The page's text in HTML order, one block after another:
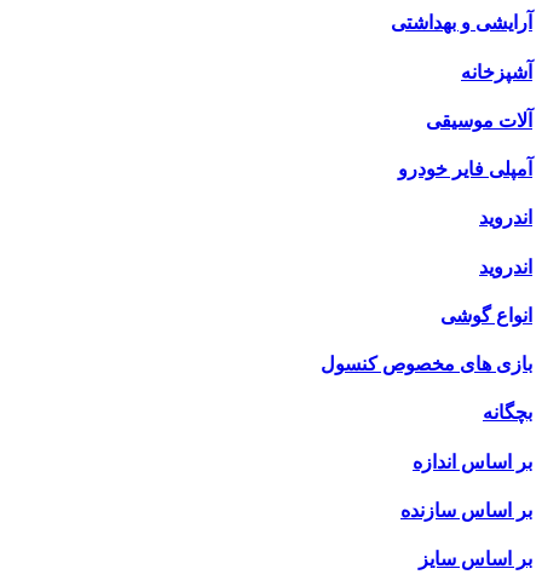
آرایشی و بهداشتی
آشپزخانه
آلات موسیقی
آمپلی فایر خودرو
اندروید
اندروید
انواع گوشی
بازی های مخصوص کنسول
بچگانه
بر اساس اندازه
بر اساس سازنده
بر اساس سایز